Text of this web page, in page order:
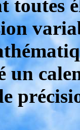
toutes
un